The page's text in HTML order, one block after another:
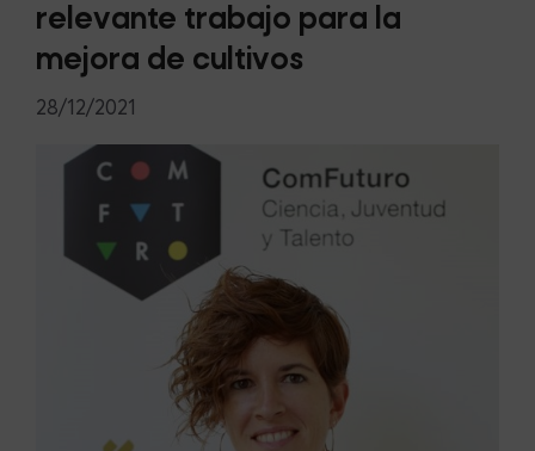
relevante trabajo para la
mejora de cultivos
28/12/2021